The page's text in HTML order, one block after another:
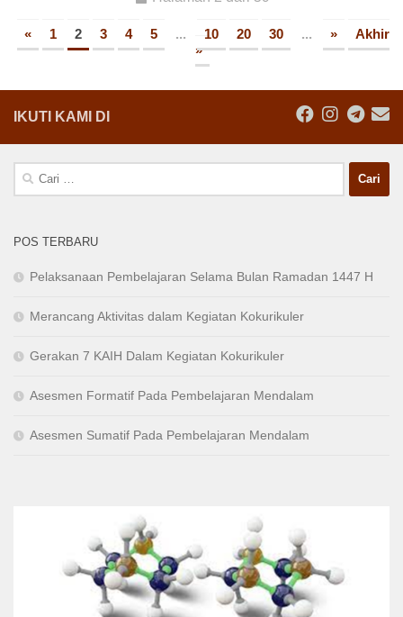
« 1 2 3 4 5 ... 10 20 30 ... »
Akhir
»
IKUTI KAMI DI
Cari
POS TERBARU
Pelaksanaan Pembelajaran Selama Bulan Ramadan 1447 H
Merancang Aktivitas dalam Kegiatan Kokurikuler
Gerakan 7 KAIH Dalam Kegiatan Kokurikuler
Asesmen Formatif Pada Pembelajaran Mendalam
Asesmen Sumatif Pada Pembelajaran Mendalam